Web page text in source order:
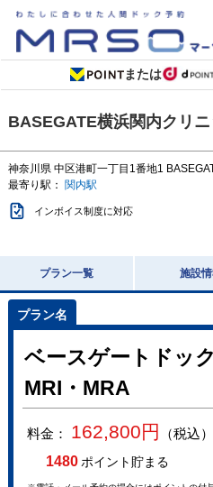
または
BASEGATE横浜関内クリニ
神奈川県 中区港町一丁目1番地1
最寄り駅： 関内駅
インボイス制度に対応
プラン一覧 施設
ベースゲートドッ
MRI・MRA
料金： 162,800円
（税込）
1480ポイント貯まる